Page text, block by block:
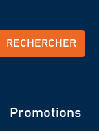
RECHERCHER
Promotions